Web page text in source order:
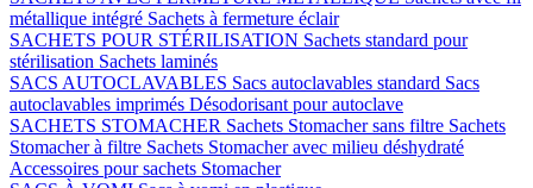
métallique intégré Sachets à fermeture éclair
SACHETS POUR STÉRILISATION Sachets standard pour
stérilisation Sachets laminés
SACS AUTOCLAVABLES Sacs autoclavables standard Sacs
autoclavables imprimés Désodorisant pour autoclave
SACHETS STOMACHER Sachets Stomacher sans filtre Sachets
Stomacher à filtre Sachets Stomacher avec milieu déshydraté
Accessoires pour sachets Stomacher